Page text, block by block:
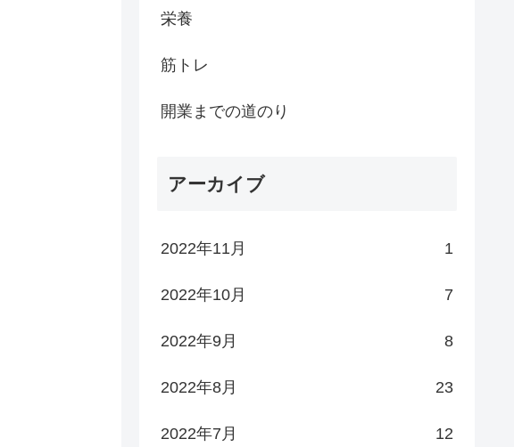
栄養
筋トレ
開業までの道のり
アーカイブ
2022年11月 1
2022年10月 7
2022年9月 8
2022年8月 23
2022年7月 12